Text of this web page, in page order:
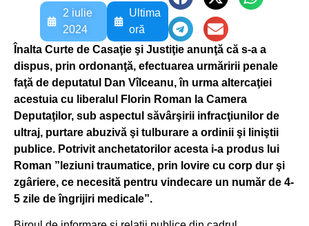
2 iulie
2024
Ultima
oră
Înalta Curte de Casaţie şi Justiţie anunţă că s-a a
dispus, prin ordonanţă, efectuarea urmăririi penale
faţă de deputatul Dan Vîlceanu, în urma altercaţiei
acestuia cu liberalul Florin Roman la Camera
Deputaţilor, sub aspectul săvârşirii infracţiunilor de
ultraj, purtare abuzivă şi tulburare a ordinii şi liniştii
publice. Potrivit anchetatorilor acesta i-a produs lui
Roman ”leziuni traumatice, prin lovire cu corp dur şi
zgâriere, ce necesită pentru vindecare un număr de 4-
5 zile de îngrijiri medicale”.